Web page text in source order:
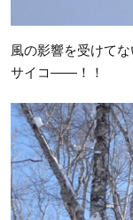
風の影響を受けて
サイコ――！！